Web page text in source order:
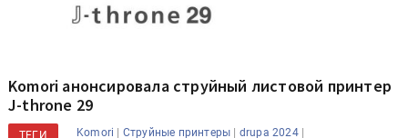
Komori анонсировала струйный листовой принтер
J-throne 29
ТЕГИ Komori | Струйные принтеры | drupa 2024|